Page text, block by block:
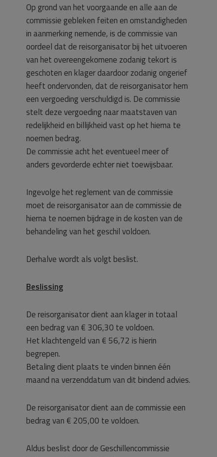
Op grond van het voorgaande en alle aan de
commissie gebleken feiten en omstandigheden
in aanmerking nemende, is de commissie van
oordeel dat de reisorganisator bij het uitvoeren
van het overeengekomene zodanig tekort is
geschoten en klager daardoor zodanig ongerief
heeft ondervonden, dat de reisorganisator hem
een vergoeding verschuldigd is. De commissie
stelt deze vergoeding naar maatstaven van
redelijkheid en billijkheid vast op het hierna te
noemen bedrag.
De commissie acht het eventueel meer of
anders gevorderde echter niet toewijsbaar.
Ingevolge het reglement van de commissie
moet de reisorganisator aan de commissie de
hierna te noemen bijdrage in de kosten van de
behandeling van het geschil voldoen.
Derhalve wordt als volgt beslist.
Beslissing
De reisorganisator dient aan klager in totaal
een bedrag van € 306,30 te voldoen.
Het klachtengeld van € 56,72 is hierin
begrepen.
Betaling dient plaats te vinden binnen één
maand na verzenddatum van dit bindend advies.
De reisorganisator dient aan de commissie een
bedrag van € 205,00 te voldoen.
Aldus beslist door de Geschillencommissie